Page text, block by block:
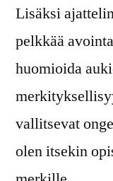
Lisäksi
pelkkää
huomioida
vallitsevat
olen itsekin